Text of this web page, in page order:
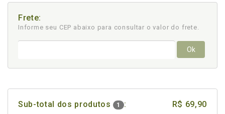
Frete:
Informe seu CEP abaixo para consultar o valor do frete.
Ok
Sub-total dos produtos 1 : R$ 69,90